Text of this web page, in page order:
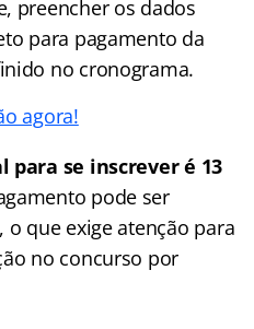
preencher os dados
para pagamento da
no cronograma.
agora!
para se inscrever é 13
pode ser
que exige atenção para
no concurso por